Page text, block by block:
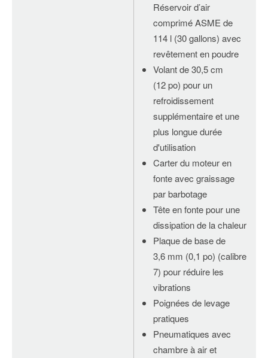
Réservoir d’air
comprimé ASME de
114 l (30 gallons) avec
revêtement en poudre
Volant de 30,5 cm
(12 po) pour un
refroidissement
supplémentaire et une
plus longue durée
d'utilisation
Carter du moteur en
fonte avec graissage
par barbotage
Tête en fonte pour une
dissipation de la chaleur
Plaque de base de
3,6 mm (0,1 po) (calibre
7) pour réduire les
vibrations
Poignées de levage
pratiques
Pneumatiques avec
chambre à air et